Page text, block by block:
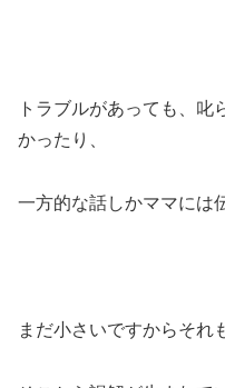
トラブルがあっても、
かったり、
一方的な話しかママには
まだ小さいですからそれ